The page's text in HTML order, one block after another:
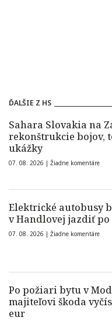
ĎALŠIE Z HS
Sahara Slovakia na
rekonštrukcie bojov,
ukážky
07. 08. 2026 | Žiadne komentáre
Elektrické autobusy
v Handlovej jazdiť
07. 08. 2026 | Žiadne komentáre
Po požiari bytu v
majiteľovi škoda
eur